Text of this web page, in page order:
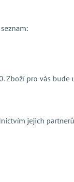
Zboží pro vás
jejich